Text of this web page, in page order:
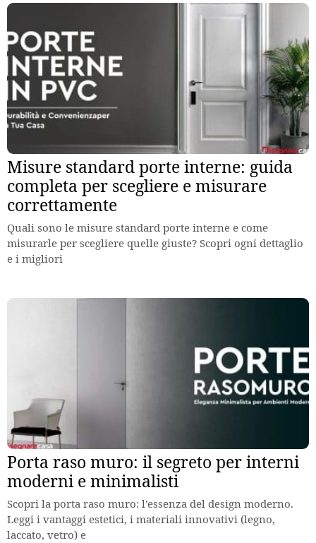
Misure standard porte interne: guida
completa per scegliere e misurare
correttamente
Quali sono le misure standard porte interne e come
misurarle per scegliere quelle giuste? Scopri ogni dettaglio
e i migliori
Porta raso muro: il segreto per interni
moderni e minimalisti
Scopri la porta raso muro: l’essenza del design moderno.
Leggi i vantaggi estetici, i materiali innovativi (legno,
laccato, vetro) e